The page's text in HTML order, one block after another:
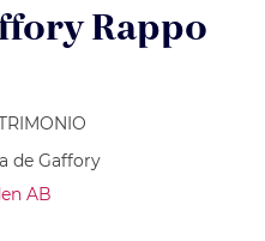
Rappo
de Gaffory
AB